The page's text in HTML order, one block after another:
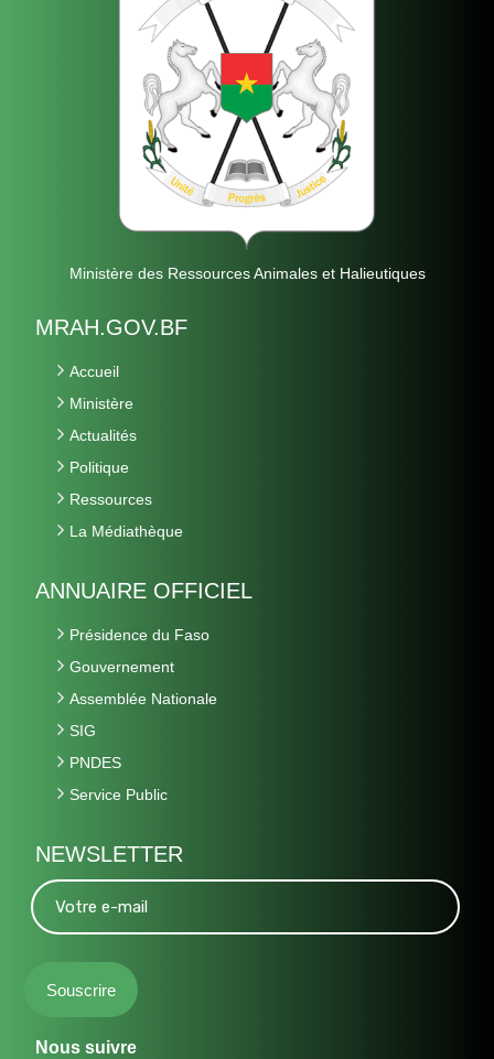
Ministère des Ressources Animales et Halieutiques
MRAH.GOV.BF
Accueil
Ministère
Actualités
Politique
Ressources
La Médiathèque
ANNUAIRE OFFICIEL
Présidence du Faso
Gouvernement
Assemblée Nationale
SIG
PNDES
Service Public
NEWSLETTER
Nous suivre